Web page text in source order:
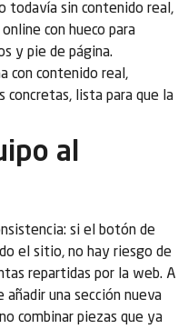
todavía sin contenido real,
con hueco para
y pie de página.
con contenido real,
lista para que la
al
si el botón de
el sitio, no hay riesgo de
repartidas por la web. A
añadir una sección nueva
combinar piezas que ya